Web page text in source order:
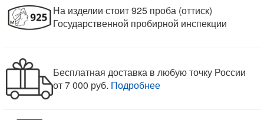
На изделии стоит 925 проба (оттиск)
Государственной пробирной инспекции
Бесплатная доставка в любую точку России
от 7 000 руб. Подробнее